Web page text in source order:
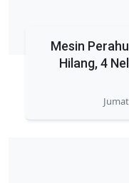
Mesin
Hilang, 4